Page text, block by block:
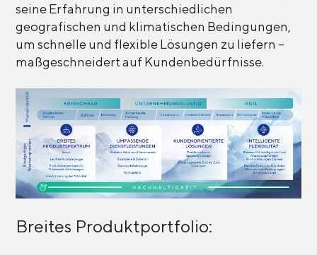
seine Erfahrung in unterschiedlichen
geografischen und klimatischen Bedingungen,
um schnelle und flexible Lösungen zu liefern –
maßgeschneidert auf Kundenbedürfnisse.
Breites Produktportfolio: